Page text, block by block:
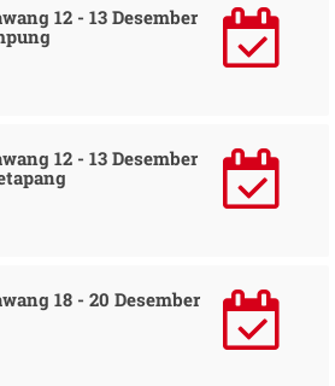
12 - 13 Desember
12 - 13 Desember
18 - 20 Desember